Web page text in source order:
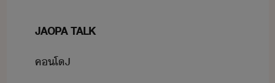
JAOPA​ ​TALK
​​คโ​J